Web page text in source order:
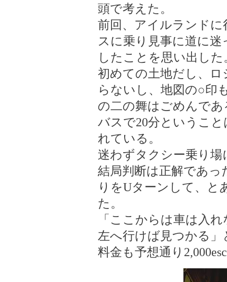
頭で考えた。
前回、アイルランド
スに乗り見事に道に
したことを思い出した
初めての土地だし、
らないし、地図の○印
の二の舞はごめんであ
バスで20分というこ
れている。
迷わずタクシー乗り場
結局判断は正解であっ
りをUターンして、と
た。
「ここからは車は入
左へ行けば見つかる
料金も予想通り